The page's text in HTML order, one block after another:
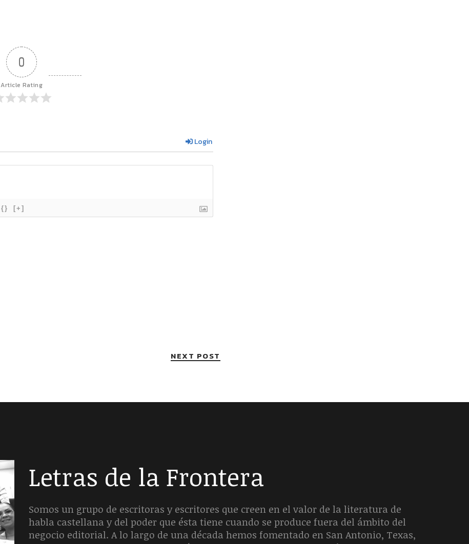
0
Article Rating
Login
{} [+]
NEXT POST
Letras de la Frontera
Somos un grupo de escritoras y escritores que creen en el valor de la literatura de
habla castellana y del poder que ésta tiene cuando se produce fuera del ámbito del
negocio editorial. A lo largo de una década hemos fomentado en San Antonio, Texas,